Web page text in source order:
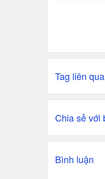
Tag liên
Chia sẻ với
Bình luận